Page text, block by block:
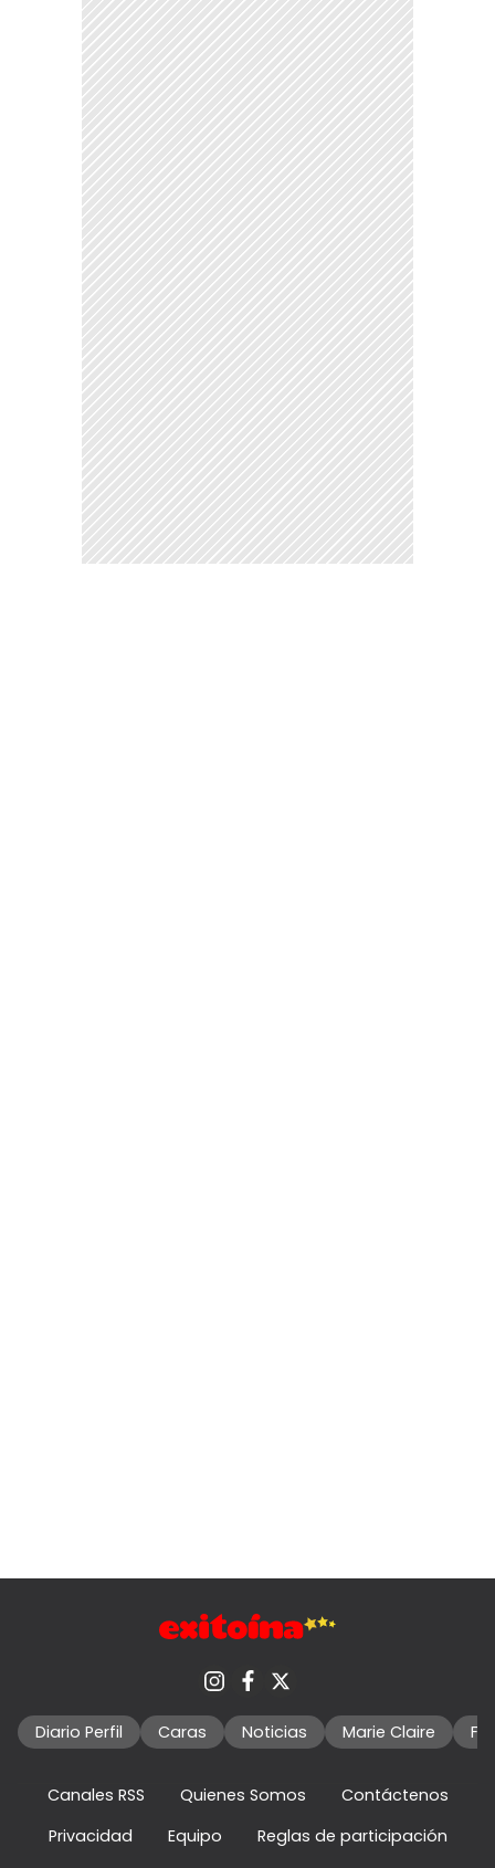
Diario Perfil Caras Noticias Marie Claire
Canales RSS Quienes Somos
Contáctenos
Privacidad
Equipo
Reglas de participación